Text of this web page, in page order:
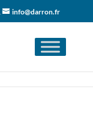
info@darron.fr